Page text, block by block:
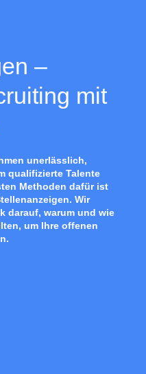
–
mit
unerlässlich,
qualifizierte Talente
Methoden dafür ist
Wir
darauf, warum und wie
um Ihre offenen